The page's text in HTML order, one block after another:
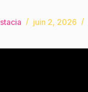
juin 2, 2026